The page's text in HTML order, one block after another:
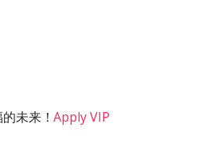
未来！Apply VIP